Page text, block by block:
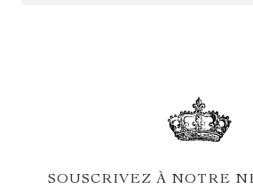
SOUSCRIVEZ À NOTRE